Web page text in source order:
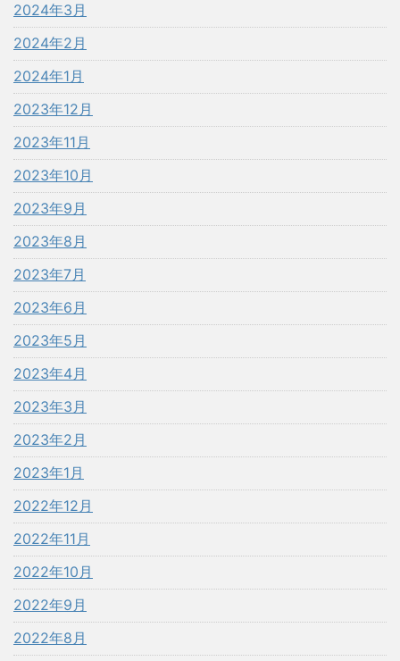
2024年3月
2024年2月
2024年1月
2023年12月
2023年11月
2023年10月
2023年9月
2023年8月
2023年7月
2023年6月
2023年5月
2023年4月
2023年3月
2023年2月
2023年1月
2022年12月
2022年11月
2022年10月
2022年9月
2022年8月